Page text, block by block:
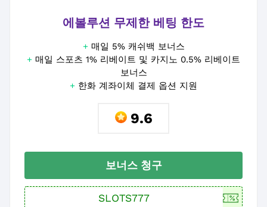
에볼루션 무제한 베팅 한도
+ 매일 5% 캐쉬백 보너스
+ 매일 스포츠 1% 리베이트 및 카지노 0.5% 리베이트
보너스
+ 한화 계좌이체 결제 옵션 지원
9.6
보너스 청구